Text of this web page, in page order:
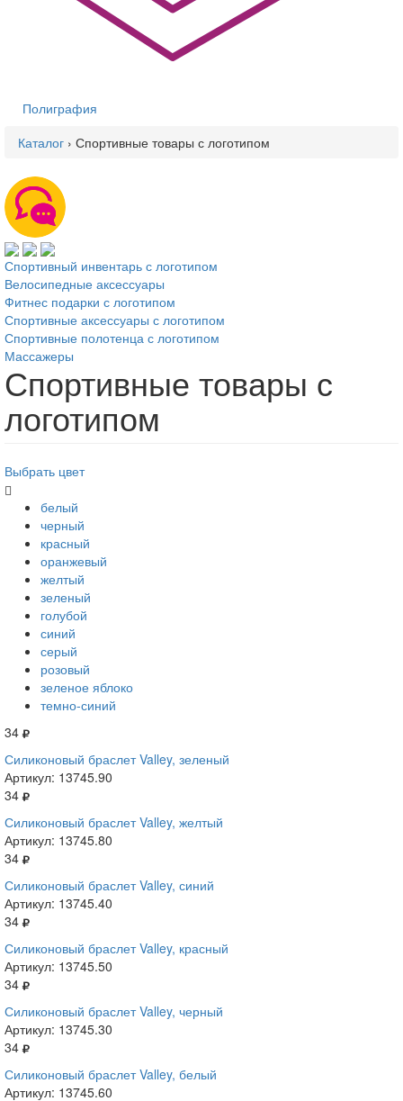
Полиграфия
Вы здесь
Каталог › Спортивные товары с логотипом
Спортивный инвентарь с логотипом
Велосипедные аксессуары
Фитнес подарки с логотипом
Спортивные аксессуары с логотипом
Спортивные полотенца с логотипом
Массажеры
Спортивные товары с
логотипом
Выбрать цвет
белый
черный
красный
оранжевый
желтый
зеленый
голубой
синий
серый
розовый
зеленое яблоко
темно-синий
34
Силиконовый браслет Valley, зеленый
Артикул: 13745.90
34
Силиконовый браслет Valley, желтый
Артикул: 13745.80
34
Силиконовый браслет Valley, синий
Артикул: 13745.40
34
Силиконовый браслет Valley, красный
Артикул: 13745.50
34
Силиконовый браслет Valley, черный
Артикул: 13745.30
34
Силиконовый браслет Valley, белый
Артикул: 13745.60